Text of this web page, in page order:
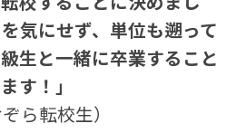
気にせず、単位も遡って
生と一緒に卒業すること
す！」
ら転校生）